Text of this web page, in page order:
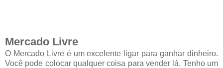
Mercado Livre
O Mercado Livre é um excelente ligar para ganhar dinheiro.
Você pode colocar qualquer coisa para vender lá. Tenho um